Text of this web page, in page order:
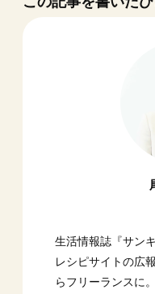
生活情報誌『サン
レシピサイトの広
らフリーランスに